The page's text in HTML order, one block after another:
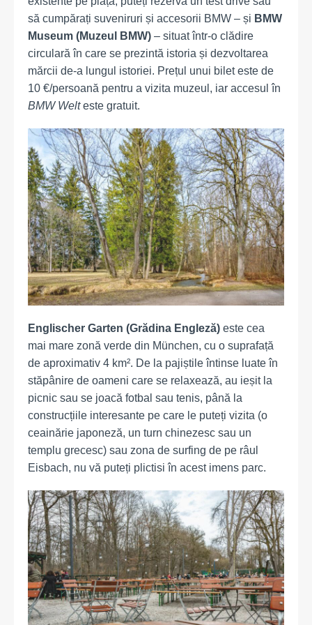
să cumpărați suveniruri și accesorii BMW – și BMW
Museum (Muzeul BMW) – situat într-o clădire
circulară în care se prezintă istoria și dezvoltarea
mărcii de-a lungul istoriei. Prețul unui bilet este de
10 €/persoană pentru a vizita muzeul, iar accesul în
BMW Welteste gratuit.
Englischer Garten (Grădina Engleză) este cea
mai mare zonă verde din München, cu o suprafață
de aproximativ 4 km². De la pajiștile întinse luate în
stăpânire de oameni care se relaxează, au ieșit la
picnic sau se joacă fotbal sau tenis, până la
construcțiile interesante pe care le puteți vizita (o
ceainărie japoneză, un turn chinezesc sau un
templu grecesc) sau zona de surfing de pe râul
Eisbach, nu vă puteți plictisi în acest imens parc.